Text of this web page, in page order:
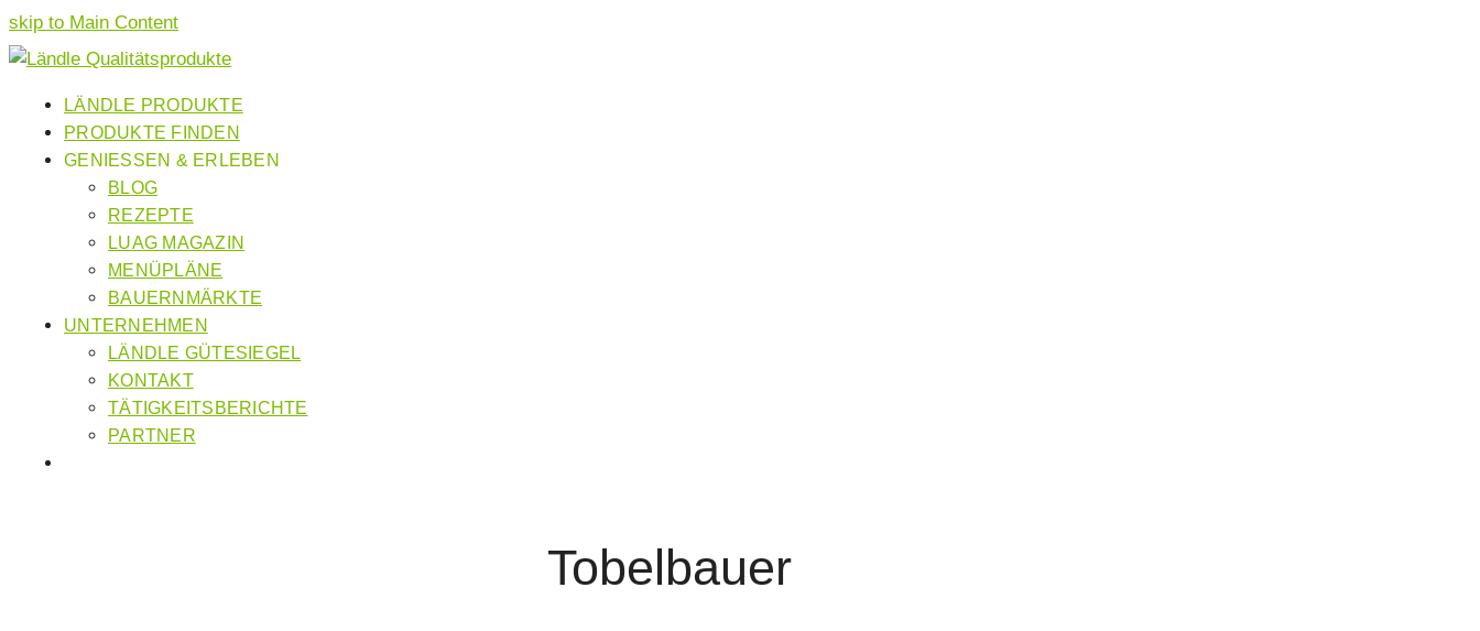
skip to Main Content
LÄNDLE PRODUKTE
PRODUKTE FINDEN
GENIESSEN & ERLEBEN
BLOG
REZEPTE
LUAG MAGAZIN
MENÜPLÄNE
BAUERNMÄRKTE
UNTERNEHMEN
LÄNDLE GÜTESIEGEL
KONTAKT
TÄTIGKEITSBERICHTE
PARTNER
Tobelbauer